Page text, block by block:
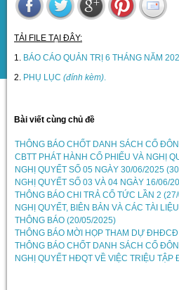
TẢI FILE TẠI ĐÂY:
1. BÁO CÁO QUẢN TRỊ 6 THÁNG NĂM
2. PHỤ LỤC (đính kèm)
Bài viết cùng chủ đề
THÔNG BÁO CHỐT DANH SÁCH CỔ
CBTT PHÁT HÀNH CỔ PHIẾU VÀ NGHỊ
NGHỊ QUYẾT SỐ 05 NGÀY 30/06/2025
NGHỊ QUYẾT SỐ 03 VÀ 04 NGÀY 16/06/
THÔNG BÁO CHI TRẢ CỔ TỨC LẦN 2
NGHỊ QUYẾT, BIÊN BẢN VÀ CÁC TÀI
THÔNG BÁO (20/05/2025)
THÔNG BÁO MỜI HỌP THAM DỰ
THÔNG BÁO CHỐT DANH SÁCH CỔ
NGHỊ QUYẾT HĐQT VỀ VIỆC TRIỆU